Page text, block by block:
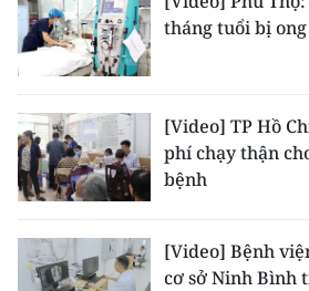
Nguyên
Đông Nam Bộ
Đồng bằng sông Cửu Long
Chuyên trang Hà Nội
CHUYÊN ĐỀ
tháng tuổi bị
[Video] TP Hồ
phí chạy thận
bệnh
[Video] Bệnh
cơ sở Ninh Bình